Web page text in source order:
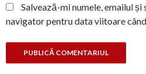
Salvează-mi numele, emailul
navigator pentru data viitoare